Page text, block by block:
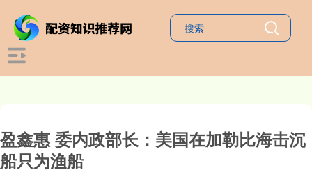
盈鑫惠 委内政部长：美国在加勒比海击沉
船只为渔船